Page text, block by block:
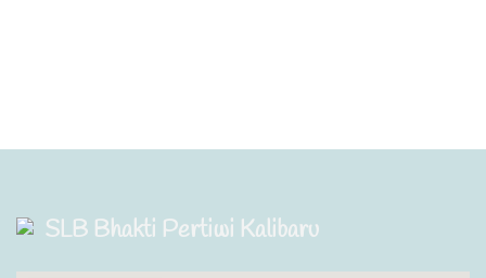
SLB Bhakti Pertiwi Kalibaru